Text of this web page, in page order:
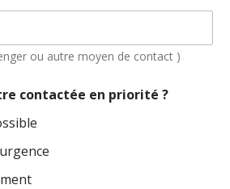
ou autre moyen de contact )
contactée en priorité ?